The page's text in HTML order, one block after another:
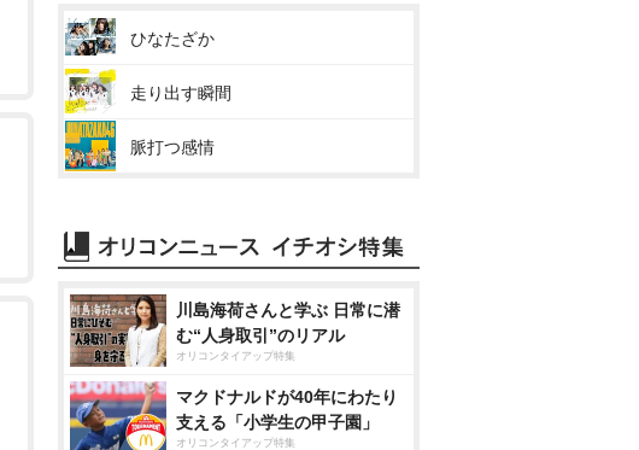
ひなたざか
走り出す瞬間
脈打つ感情
川島海荷さんと学ぶ 日常に潜
む“人身取引”のリアル
オリコンタイアップ特集
マクドナルドが40年にわたり
支える「小学生の甲子園」
オリコンタイアップ特集